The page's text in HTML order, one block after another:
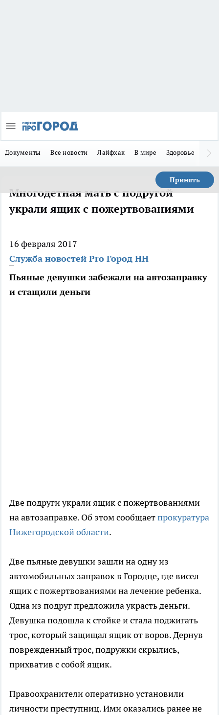
Документы Все новости Лайфхак В мире Здоровье
Принять
Многодетная мать с подругой
украли ящик с пожертвованиями
16 февраля 2017
Служба новостей Pro Город НН
Пьяные девушки забежали на автозаправку
и стащили деньги
Две подруги украли ящик с пожертвованиями
на автозаправке. Об этом сообщаетпрокуратура
Нижегородской области.
Две пьяные девушки зашли на одну из
автомобильных заправок в Городце, где висел
ящик с пожертвованиями на лечение ребенка.
Одна из подруг предложила украсть деньги.
Девушка подошла к стойке и стала поджигать
трос, который защищал ящик от воров. Дернув
поврежденный трос, подружки скрылись,
прихватив с собой ящик.
Правоохранители оперативно установили
личности преступниц. Ими оказались ранее не